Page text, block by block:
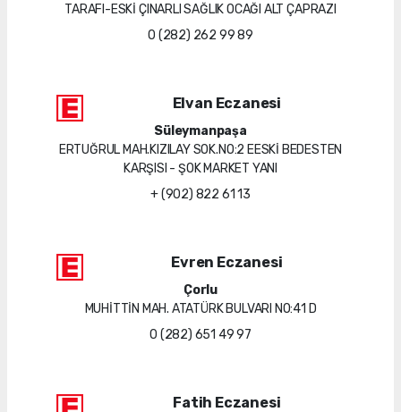
TARAFI-ESKİ ÇINARLI SAĞLIK OCAĞI ALT ÇAPRAZI
0 (282) 262 99 89
Elvan Eczanesi
Süleymanpaşa
ERTUĞRUL MAH.KIZILAY SOK.NO:2 EESKİ BEDESTEN
KARŞISI - ŞOK MARKET YANI
+ (902) 822 61 13
Evren Eczanesi
Çorlu
MUHİTTİN MAH. ATATÜRK BULVARI NO:41 D
0 (282) 651 49 97
Fatih Eczanesi